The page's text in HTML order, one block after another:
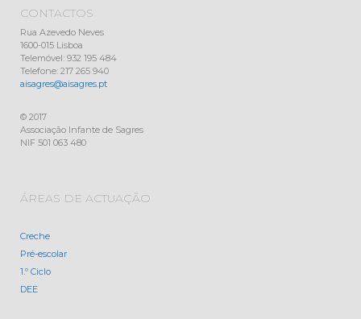
CONTACTOS
Rua Azevedo Neves
1600-015 Lisboa
Telemóvel: 932 195 484
Telefone: 217 265 940
aisagres@aisagres.pt
© 2017
Associação Infante de Sagres
NIF 501 063 480
ÁREAS DE ACTUAÇÃO
Creche
Pré-escolar
1.º Ciclo
DEE